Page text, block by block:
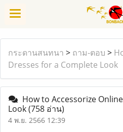
กระดานสนทนา > ถาม-ตอบ >
Dresses for a Complete Look
How to Accessorize
Look(758 อ่าน)
4 พ.ย. 2566 12:39